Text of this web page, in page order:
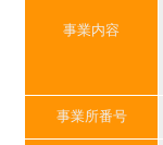
事業内容
事業所番号